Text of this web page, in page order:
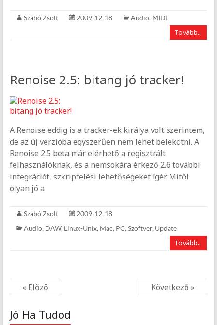
Szabó Zsolt 2009-12-18 Audio, MIDI
Tovább...
Renoise 2.5: bitang jó tracker!
A Renoise eddig is a tracker-ek királya volt szerintem,
de az új verzióba egyszerűen nem lehet belekötni. A
Renoise 2.5 beta már elérhető a regisztrált
felhasználóknak, és a nemsokára érkező 2.6 további
integrációt, szkriptelési lehetőségeket ígér. Mitől
olyan jó a
Szabó Zsolt
2009-12-18
Audio, DAW, Linux-Unix, Mac, PC, Szoftver, Update
Tovább...
« Előző Következő »
Jó Ha Tudod